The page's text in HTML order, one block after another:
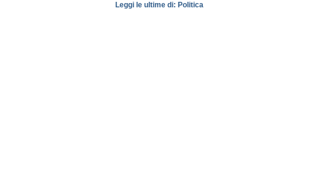
Leggi le ultime di: Politica